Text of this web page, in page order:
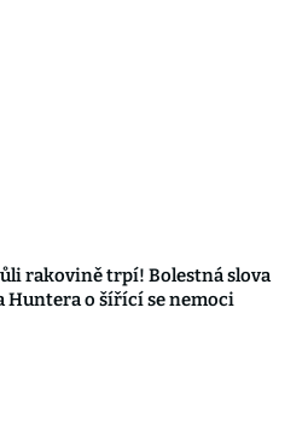
rakovině trpí! Bolestná slova
Huntera o šířící se nemoci